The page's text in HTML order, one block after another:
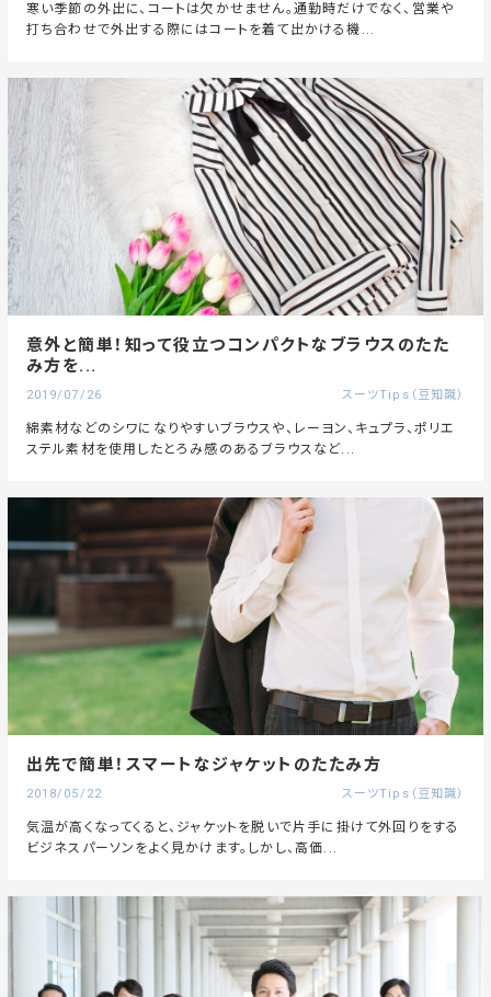
寒い季節の外出に、コートは欠かせません。通勤時だけでなく、営業や
打ち合わせで外出する際にはコートを着て出かける機...
意外と簡単！知って役立つコンパクトなブラウスのたた
み方を...
2019/07/26 スーツTips（豆知識）
綿素材などのシワになりやすいブラウスや、レーヨン、キュプラ、ポリエ
ステル素材を使用したとろみ感のあるブラウスなど...
出先で簡単！スマートなジャケットのたたみ方
2018/05/22 スーツTips（豆知識）
気温が高くなってくると、ジャケットを脱いで片手に掛けて外回りをする
ビジネスパーソンをよく見かけます。しかし、高価...